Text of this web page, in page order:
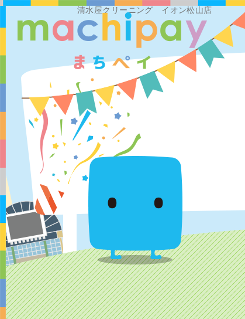
清水屋クリーニング イオン松山店